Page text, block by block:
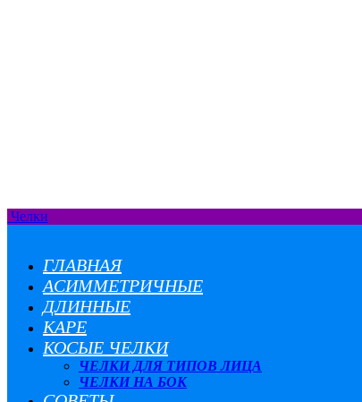
Челки
ГЛАВНАЯ
АСИММЕТРИЧНЫЕ
ДЛИННЫЕ
КАРЕ
КОСЫЕ ЧЕЛКИ
ЧЕЛКИ ДЛЯ ТИПОВ ЛИЦА
ЧЕЛКИ НА БОК